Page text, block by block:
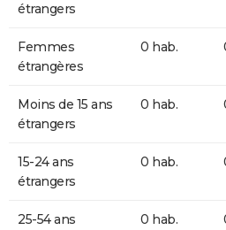
étrangers
Femmes
étrangères
0 hab.
Moins de 15 ans
étrangers
0 hab.
15-24 ans
étrangers
0 hab.
25-54 ans
0 hab.